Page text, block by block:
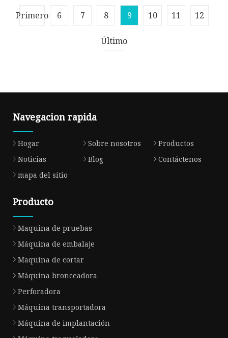
Primero 6 7 8 9 10 11 12
Último
Navegacion rapida
Hogar Sobre nosotros
Productos
Noticias
Blog
Contáctenos
mapa del sitio
Producto
Maquina de pruebas
Máquina de embalaje
Maquina de cortar
Máquina bronceadora
Perforadora
Máquina transportadora
Máquina de implantación